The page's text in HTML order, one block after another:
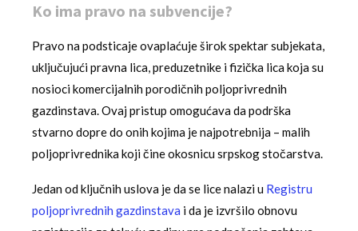
Ko ima pravo na subvencije?
Pravo na podsticaje ovaplaćuje širok spektar subjekata,
uključujući pravna lica, preduzetnike i fizička lica koja su
nosioci komercijalnih porodičnih poljoprivrednih
gazdinstava. Ovaj pristup omogućava da podrška
stvarno dopre do onih kojima je najpotrebnija – malih
poljoprivrednika koji čine okosnicu srpskog stočarstva.
Jedan od ključnih uslova je da se lice nalazi u Registru
poljoprivrednih gazdinstava i da je izvršilo obnovu